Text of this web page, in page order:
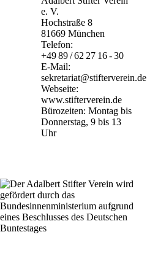
e. V.
Hochstraße 8
81669 München
Telefon:
+49 89 / 62 27 16 - 30
E-Mail:
sekretariat@stifterverein.de
Webseite:
www.stifterverein.de
Bürozeiten: Montag bis
Donnerstag, 9 bis 13
Uhr